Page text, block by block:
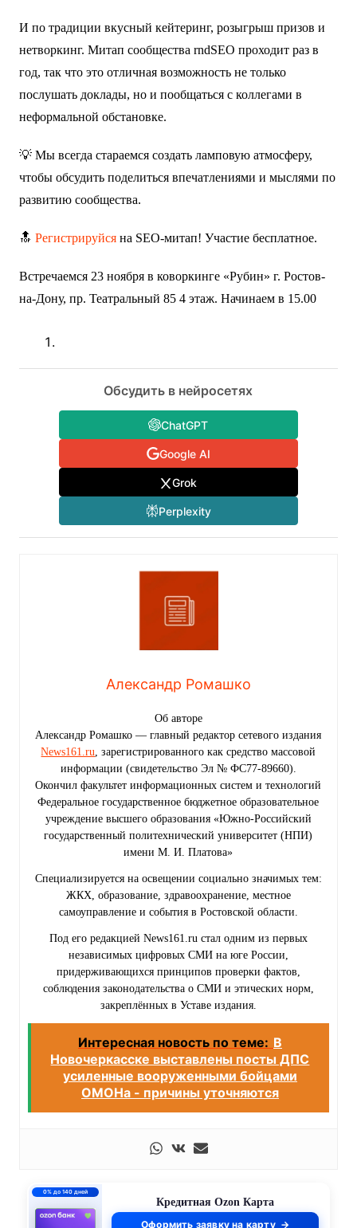
И по традиции вкусный кейтеринг, розыгрыш призов и
нетворкинг. Митап сообщества rndSEO проходит раз в
год, так что это отличная возможность не только
послушать доклады, но и пообщаться с коллегами в
неформальной обстановке.
💡 Мы всегда стараемся создать ламповую атмосферу,
чтобы обсудить поделиться впечатлениями и мыслями по
развитию сообщества.
🔝 Регистрируйсяна SEO-митап! Участие бесплатное.
Встречаемся 23 ноября в коворкинге «Рубин» г. Ростов-
на-Дону, пр. Театральный 85 4 этаж. Начинаем в 15.00
Обсудить в нейросетях
ChatGPT
Google AI
Grok
Perplexity
Александр Ромашко
Об авторе
Александр Ромашко — главный редактор сетевого издания
News161.ru, зарегистрированного как средство массовой
информации (свидетельство Эл № ФС77-89660).
Окончил факультет информационных систем и технологий
Федеральное государственное бюджетное образовательное
учреждение высшего образования «Южно-Российский
государственный политехнический университет (НПИ)
имени М. И. Платова»
Специализируется на освещении социально значимых тем:
ЖКХ, образование, здравоохранение, местное
самоуправление и события в Ростовской области.
Под его редакцией News161.ru стал одним из первых
независимых цифровых СМИ на юге России,
придерживающихся принципов проверки фактов,
соблюдения законодательства о СМИ и этических норм,
закреплённых в Уставе издания.
Интересная новость по теме: В
Новочеркасске выставлены посты ДПС
усиленные вооруженными бойцами
ОМОНа - причины уточняются
0% до 140 дней
Кредитная Ozon Карта
Оформить заявку на карту